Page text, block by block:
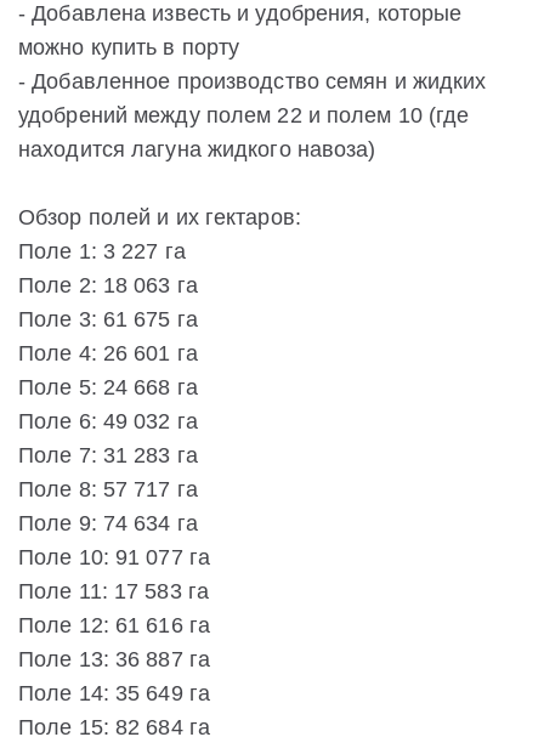
- Добавлена известь и удобрения, которые
можно купить в порту
- Добавленное производство семян и жидких
удобрений между полем 22 и полем 10 (где
находится лагуна жидкого навоза)
Обзор полей и их гектаров:
Поле 1: 3 227 га
Поле 2: 18 063 га
Поле 3: 61 675 га
Поле 4: 26 601 га
Поле 5: 24 668 га
Поле 6: 49 032 га
Поле 7: 31 283 га
Поле 8: 57 717 га
Поле 9: 74 634 га
Поле 10: 91 077 га
Поле 11: 17 583 га
Поле 12: 61 616 га
Поле 13: 36 887 га
Поле 14: 35 649 га
Поле 15: 82 684 га